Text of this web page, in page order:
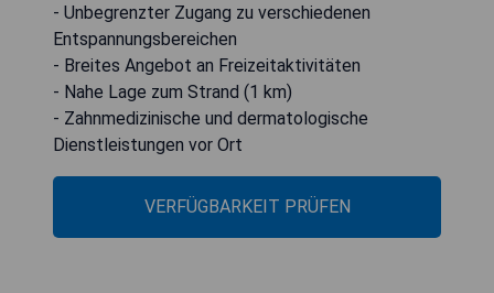
- Unbegrenzter Zugang zu verschiedenen
Entspannungsbereichen
- Breites Angebot an Freizeitaktivitäten
- Nahe Lage zum Strand (1 km)
- Zahnmedizinische und dermatologische
Dienstleistungen vor Ort
VERFÜGBARKEIT PRÜFEN